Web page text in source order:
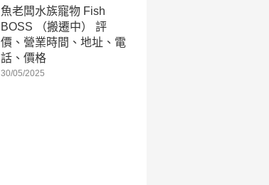
魚老闆水族寵物 Fish
BOSS （搬遷中） 評
價、營業時間、地址、電
話、價格
30/05/2025